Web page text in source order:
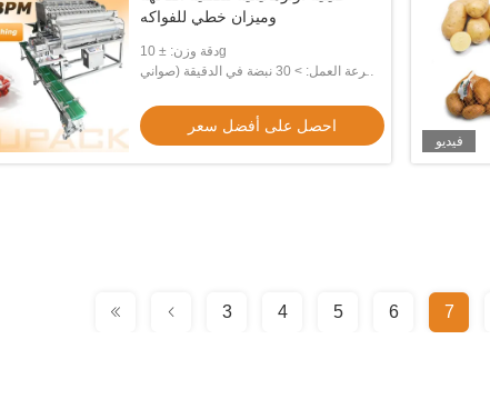
وميزان خطي للفواكه
دقة وزن: ± 10g
سرعة العمل: > 30 نبضة في الدقيقة (صواني
احصل على أفضل سعر
فيديو
3 4 5 6 7